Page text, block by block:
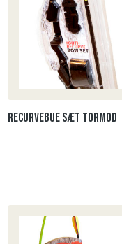
Recurvebue sæt Tormod